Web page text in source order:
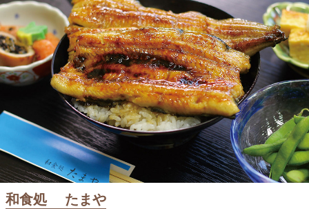
和食処 たまや